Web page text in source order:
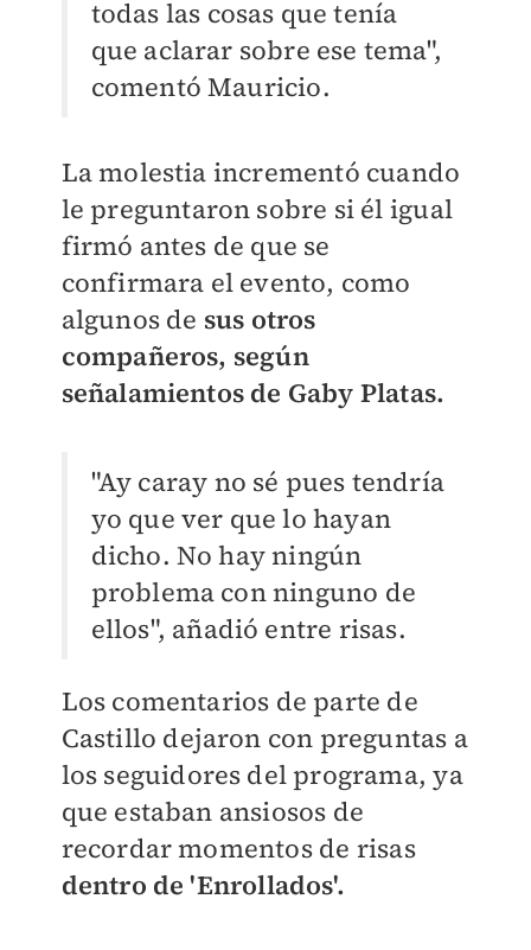
todas las cosas que tenía
que aclarar sobre ese tema",
comentó Mauricio.
La molestia incrementó cuando
le preguntaron sobre si él igual
firmó antes de que se
confirmara el evento, como
algunos de sus otros
compañeros, según
señalamientos de Gaby Platas.
"Ay caray no sé pues tendría
yo que ver que lo hayan
dicho. No hay ningún
problema con ninguno de
ellos", añadió entre risas.
Los comentarios de parte de
Castillo dejaron con preguntas a
los seguidores del programa, ya
que estaban ansiosos de
recordar momentos de risas
dentro de 'Enrollados'.